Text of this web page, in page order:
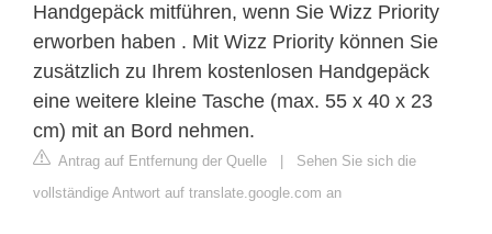
Handgepäck mitführen, wenn Sie Wizz Priority
erworben haben . Mit Wizz Priority können Sie
zusätzlich zu Ihrem kostenlosen Handgepäck
eine weitere kleine Tasche (max. 55 x 40 x 23
cm) mit an Bord nehmen.
Antrag auf Entfernung der Quelle
Sehen Sie sich die
vollständige Antwort auf translate.google.com an